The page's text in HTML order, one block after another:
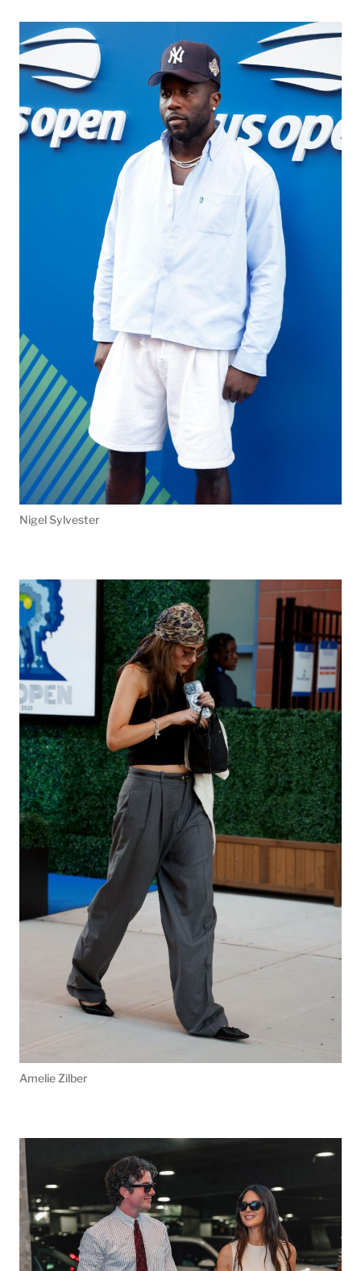
Nigel Sylvester
Amelie Zilber